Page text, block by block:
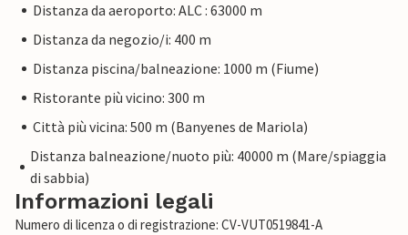
Distanza da aeroporto: ALC : 63000 m
Distanza da negozio/i: 400 m
Distanza piscina/balneazione: 1000 m (Fiume)
Ristorante più vicino: 300 m
Città più vicina: 500 m (Banyenes de Mariola)
Distanza balneazione/nuoto più: 40000 m (Mare/spiaggia
di sabbia)
Informazioni legali
Numero di licenza o di registrazione: CV-VUT0519841-A